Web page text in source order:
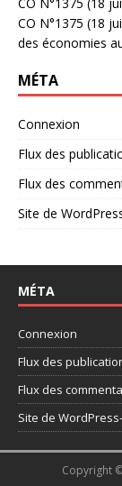
CO N°1375 (18
des économies
MÉTA
Connexion
Flux des
Flux des
Site de
MÉTA
Connexion
Flux des
Flux des
Site de
Copyright